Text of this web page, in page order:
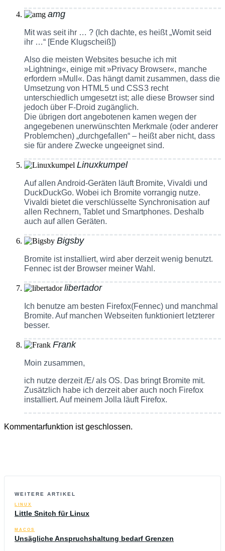
amg
Mit was seit ihr … ? (Ich dachte, es heißt „Womit seid
ihr …“ [Ende Klugscheiß])
Also die meisten Websites besuche ich mit
»Lightning«, einige mit »Privacy Browser«, manche
erfordern »Mull«. Das hängt damit zusammen, dass die
Umsetzung von HTML 5 und CSS 3 recht
unterschiedlich umgesetzt ist; alle diese Browser sind
jedoch über F-Droid zugänglich.
Die übrigen dort angebotenen kamen wegen der
angegebenen unerwünschten Merkmale (oder anderer
Problemchen) „durchgefallen“ – heißt aber nicht, dass
sie für andere Zwecke ungeeignet sind.
Linuxkumpel
Auf allen Android-Geräten läuft Bromite, Vivaldi und
DuckDuckGo. Wobei ich Bromite vorrangig nutze.
Vivaldi bietet die verschlüsselte Synchronisation auf
allen Rechnern, Tablet und Smartphones. Deshalb
auch auf allen Geräten.
Bigsby
Bromite ist installiert, wird aber derzeit wenig benutzt.
Fennec ist der Browser meiner Wahl.
libertador
Ich benutze am besten Firefox(Fennec) und manchmal
Bromite. Auf manchen Webseiten funktioniert letzterer
besser.
Frank
Moin zusammen,
ich nutze derzeit /E/ als OS. Das bringt Bromite mit.
Zusätzlich habe ich derzeit aber auch noch Firefox
installiert. Auf meinem Jolla läuft Firefox.
Kommentarfunktion ist geschlossen.
WEITERE ARTIKEL
LINUX
Little Snitch für Linux
MACOS
Unsägliche Anspruchshaltung bedarf Grenzen